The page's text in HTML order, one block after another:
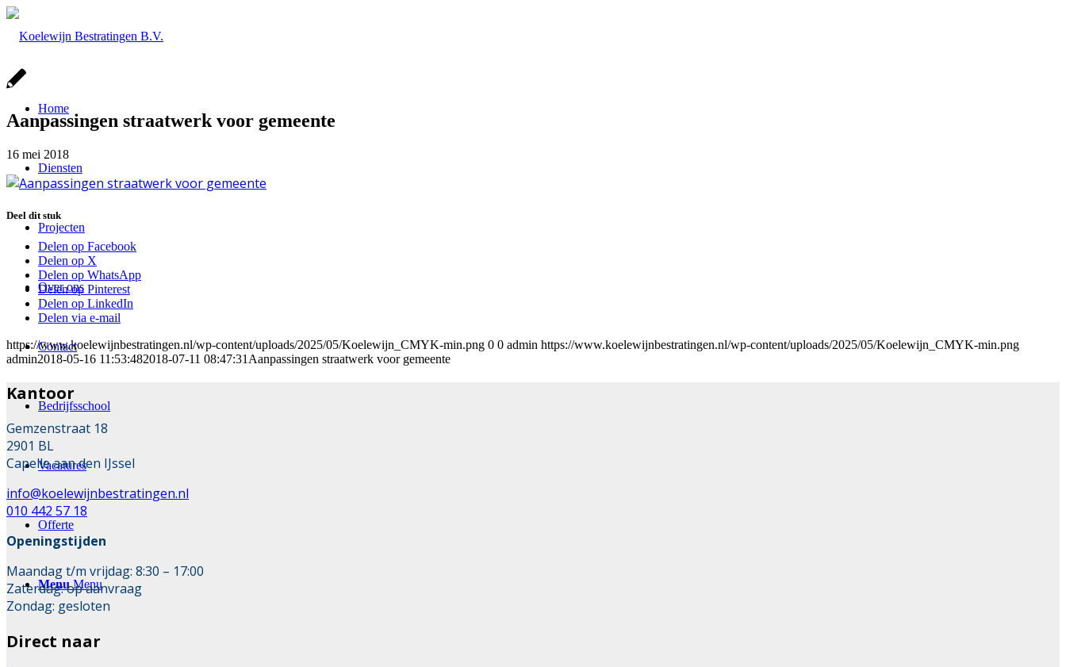
Home
Diensten
Projecten
Over ons
Contact
Bedrijfsschool
Vacatures
Offerte
Menu Menu
Aanpassingen straatwerk voor gemeente
16 mei 2018
Deel dit stuk
Delen op Facebook
Delen op X
Delen op WhatsApp
Delen op Pinterest
Delen op LinkedIn
Delen via e-mail
https://www.koelewijnbestratingen.nl/wp-content/uploads/2025/05/Koelewijn_CMYK-min.png 0 0 admin https://www.koelewijnbestratingen.nl/wp-content/uploads/2025/05/Koelewijn_CMYK-min.png
admin2018-05-16 11:53:482018-07-11 08:47:31 Aanpassingen straatwerk voor gemeente
Kantoor
Gemzenstraat 18
2901 BL
Capelle aan den IJssel
info@koelewijnbestratingen.nl
010 442 57 18
Openingstijden
Maandag t/m vrijdag: 8:30 – 17:00
Zaterdag: op aanvraag
Zondag: gesloten
Direct naar